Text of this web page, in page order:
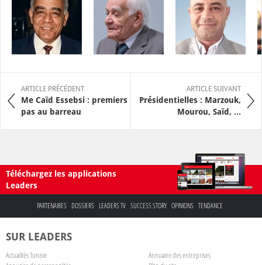
ARTICLE PRÉCÉDENT
Me Caïd Essebsi : premiers
pas au barreau
ARTICLE SUIVANT
Présidentielles : Marzouk,
Mourou, Saïd, ...
Téléchargez les applications
Leaders
PARTENAIRES DOSSIERS LEADERS TV SUCCESS STORY OPINIONS TENDANCE
SUR LEADERS
Actualités Tunisie
Annuaire des entreprises